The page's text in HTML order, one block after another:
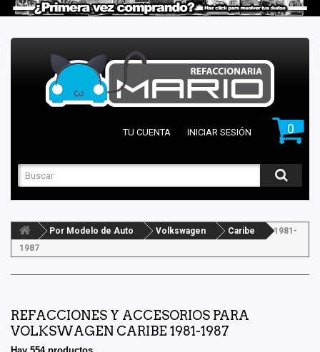
0
TU CUENTA INICIAR SESIÓN
Por Modelo de Auto Volkswagen Caribe
1981-
1987
REFACCIONES Y ACCESORIOS PARA
VOLKSWAGEN CARIBE 1981-1987